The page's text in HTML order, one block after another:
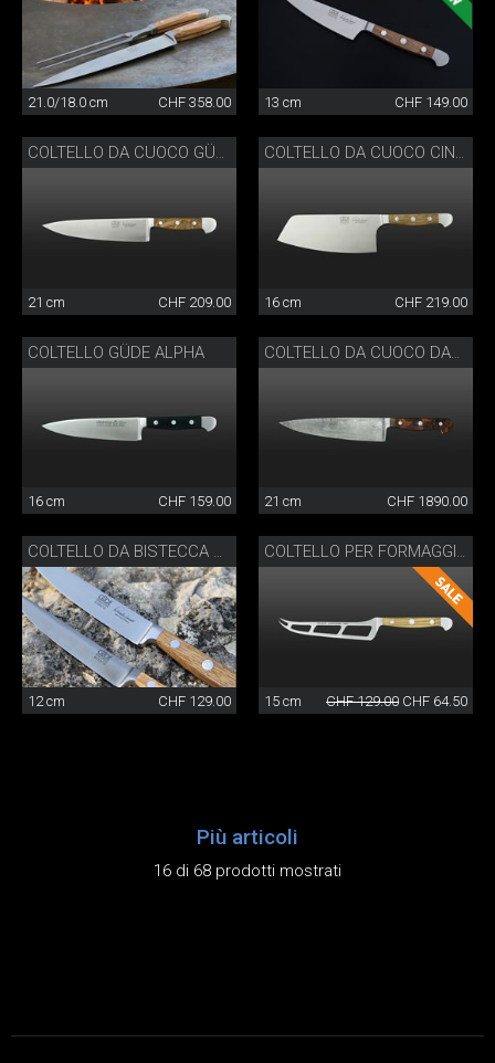
21.0/18.0 cm CHF 358.00 13 cm CHF 149.00
COLTELLO DA CUOCO GÜDE
21 cm CHF 209.00
COLTELLO DA CUOCO CINESE GÜDE
16 cm CHF 219.00
COLTELLO GÜDE ALPHA
16 cm CHF 159.00 21 cm CHF 1890.00
COLTELLO DA BISTECCA RUSTICO
12 cm CHF 129.00
COLTELLO PER FORMAGGIO OLIVE
15 cm CHF 129.00 CHF 64.50
Più articoli
16 di 68 prodotti mostrati